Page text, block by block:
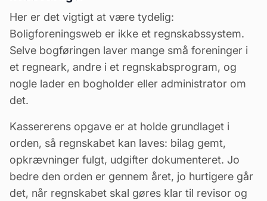
Her er det vigtigt at være tydelig:
Boligforeningsweb er ikke et regnskabssystem.
Selve bogføringen laver mange små foreninger i
et regneark, andre i et regnskabsprogram, og
nogle lader en bogholder eller administrator om
det.
Kassererens opgave er at holde grundlaget i
orden, så regnskabet kan laves: bilag gemt,
opkrævninger fulgt, udgifter dokumenteret. Jo
bedre den orden er gennem året, jo hurtigere går
det, når regnskabet skal gøres klar til revisor og